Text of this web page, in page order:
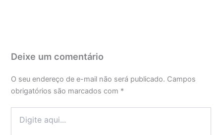
Deixe um comentário
O seu endereço de e-mail não será publicado. Campos
obrigatórios são marcados com *
aqui...